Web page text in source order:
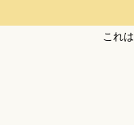
これは